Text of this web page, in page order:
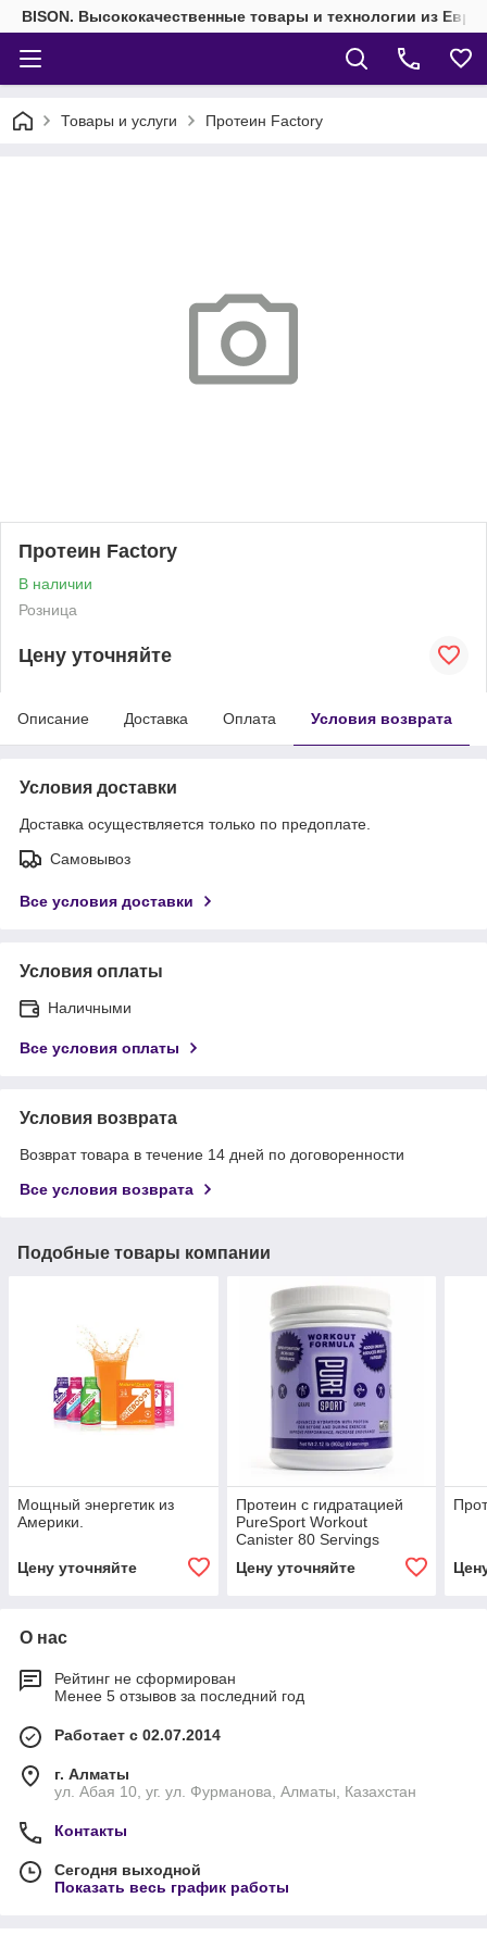
BISON. Высококачественные товары и технологии из
Товары и услуги Протеин Factory
Протеин Factory
В наличии
Розница
Цену уточняйте
Описание Доставка Оплата Условия возврата
Условия доставки
Доставка осуществляется только по предоплате.
Самовывоз
Все условия доставки
Условия оплаты
Наличными
Все условия оплаты
Условия возврата
Возврат товара в течение 14 дней по договоренности
Все условия возврата
Подобные товары компании
Мощный энергетик из
Америки.
Цену уточняйте
Протеин с гидратацией
PureSport Workout
Canister 80 Servings
Цену уточняйте
О нас
Рейтинг не сформирован
Менее 5 отзывов за последний год
Работает с 02.07.2014
г. Алматы
ул. Абая 10, уг. ул. Фурманова, Алматы, Казахстан
Контакты
Сегодня выходной
Показать весь график работы